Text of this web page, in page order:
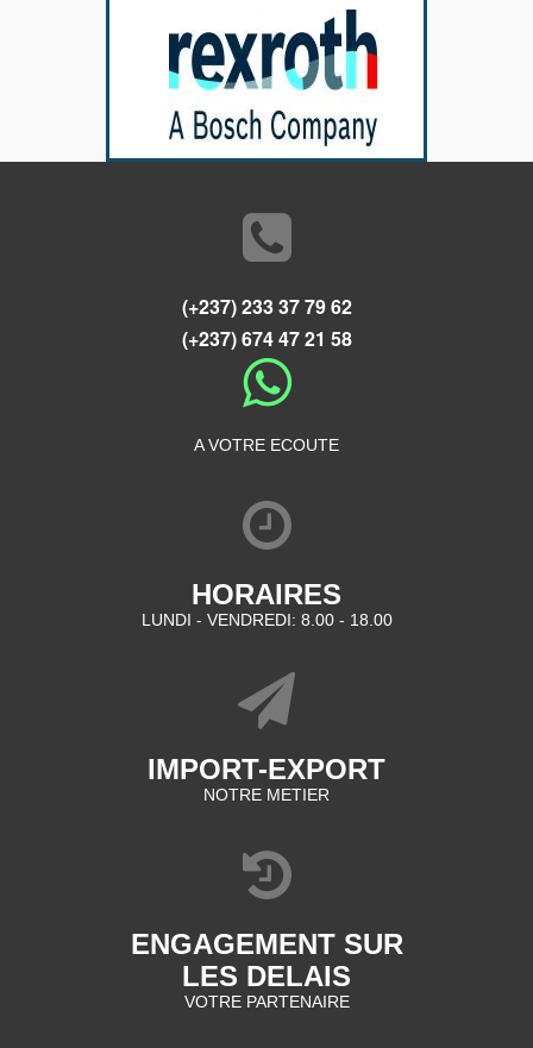
(+237) 233 37 79 62
(+237) 674 47 21 58
A VOTRE ECOUTE
HORAIRES
LUNDI - VENDREDI: 8.00 - 18.00
IMPORT-EXPORT
NOTRE METIER
ENGAGEMENT SUR
LES DELAIS
VOTRE PARTENAIRE